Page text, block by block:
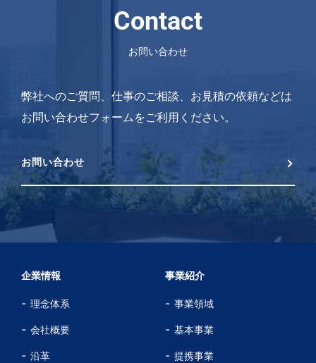
Contact
お問い合わせ
弊社へのご質問、仕事のご相談、お見積の依頼などは
お問い合わせフォームをご利用ください。
お問い合わせ
企業情報
理念体系
会社概要
沿革
事業紹介
事業領域
基本事業
提携事業